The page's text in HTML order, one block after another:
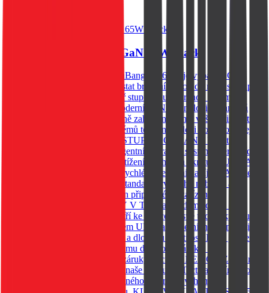
Tactical FlashBang 2.0 GaN 65W Black
Cestovní adaptér, Tactical FlashBang 2.0 65W je vybaven GaN
technologií, která umožňuje dostat brutální výkon do malé skořápky.
Vybavena rychlonabíjením, čtyř stupňovou ochranou a třemi
nabíjecími porty. 65W GaN Moderní GaN technologie znamená
vyšší výkon v menším těle. Méně zahřívání. A má vyšší účinnost.
Výkon 65W zvládne bez problémů telefon, tablet i notebook. Vejde
se všude. Nabije cokoliv*. VÝSTUP A OCHRANA Uvnitř
kompaktního těla pracuje inteligentní ochranný systém, který hlídá
každé nabíjení proti přepětí, přetížení, přehřátí a zkratu. 1 USB-A a
2 USB-C konektory umožňují rychlé a efektivní nabíjení. Adaptér
navíc podporuje širokou škálu standardů rychlého nabíjení a
automaticky přizpůsobuje výkon připojenému zařízení.
NEODOLATELNĚ ODOLNÝ V Tactical klademe důraz na
detaily. Řada FlashBang 2.0 patří ke špičce ve své třídě díky použití
odolných materiálů se standardem UL94 a moderních technologií,
které zajišťují spolehlivý výkon a dlouhou životnost. Proto je i tento
produkt zahrnut v našem programu doživotní záruky. *Viz
podmínky programu doživotní záruky Tactical. BE ECO Záleží nám
na životním prostředí. Všechny naše produkty Tactical balíme do
ekologických obalů z recyklovaného papíru, abychom